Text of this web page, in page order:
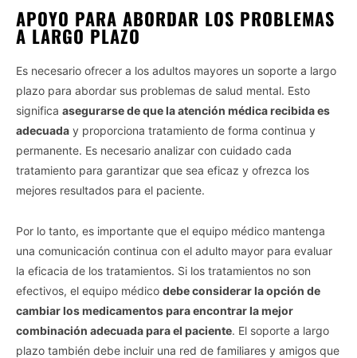
IAB’s list of downstream participants. This information may
also be disclosed by us to third parties on theIAB’s List of
Downstream Participants
Personal Data Processing Opt Outs
I want to opt-out of the Sharing of my
personal data.
Opted In
I want to opt-out of the Sale of my
Personal Data.
I want to opt-out of processing my
Personal Data for Targeted Advertising.
Opted In
I want to opt-out of Collection, Use,
Retention, Sale, and/or Sharing of my
Personal Data that Is Unrelated with the
Opted Out
APOYO PARA ABORDAR LOS PROBLEMAS
A LARGO PLAZO
Es necesario ofrecer a los adultos mayores un soporte a largo
plazo para abordar sus problemas de salud mental. Esto
significa asegurarse de que la atención médica recibida es
adecuada y proporciona tratamiento de forma continua y
permanente. Es necesario analizar con cuidado cada
tratamiento para garantizar que sea eficaz y ofrezca los
mejores resultados para el paciente.
Por lo tanto, es importante que el equipo médico mantenga
una comunicación continua con el adulto mayor para evaluar
la eficacia de los tratamientos. Si los tratamientos no son
efectivos, el equipo médico debe considerar la opción de
cambiar los medicamentos para encontrar la mejor
combinación adecuada para el paciente. El soporte a largo
plazo también debe incluir una red de familiares y amigos que